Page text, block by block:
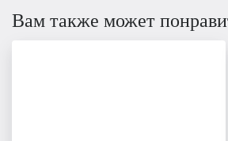
Вам также может